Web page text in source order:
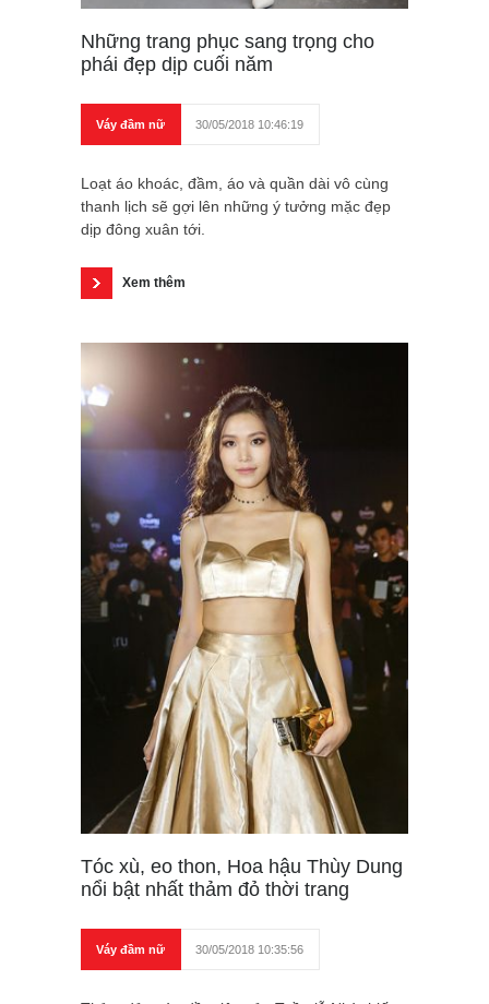
Những trang phục sang trọng cho
phái đẹp dịp cuối năm
Váy đầm nữ 30/05/2018 10:46:19
Loạt áo khoác, đầm, áo và quần dài vô cùng
thanh lịch sẽ gợi lên những ý tưởng mặc đẹp
dịp đông xuân tới.
Xem thêm
Tóc xù, eo thon, Hoa hậu Thùy Dung
nổi bật nhất thảm đỏ thời trang
Váy đầm nữ 30/05/2018 10:35:56